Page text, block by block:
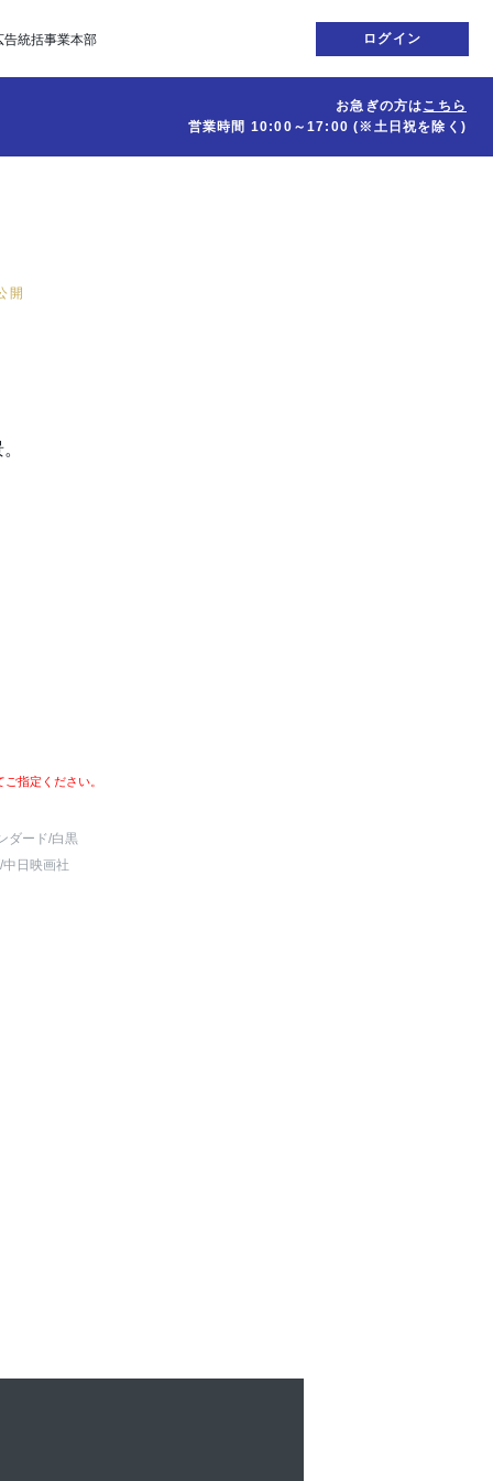
告統括事業本部 ログイン
お急ぎの方はこちら
営業時間 10:00～17:00(※土日祝を除く)
開
指定ください。
ダード/白黒
日映画社